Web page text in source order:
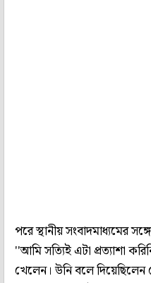
পরে স্থানীয় সংবাদমাধ্যমের
''আমি সত্যিই এটা প্রত্যাশা
খেলেন। উনি বলে